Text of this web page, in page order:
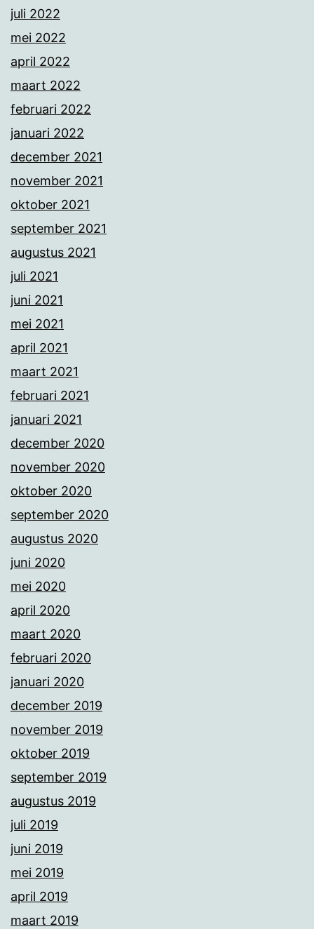
juli 2022
mei 2022
april 2022
maart 2022
februari 2022
januari 2022
december 2021
november 2021
oktober 2021
september 2021
augustus 2021
juli 2021
juni 2021
mei 2021
april 2021
maart 2021
februari 2021
januari 2021
december 2020
november 2020
oktober 2020
september 2020
augustus 2020
juni 2020
mei 2020
april 2020
maart 2020
februari 2020
januari 2020
december 2019
november 2019
oktober 2019
september 2019
augustus 2019
juli 2019
juni 2019
mei 2019
april 2019
maart 2019